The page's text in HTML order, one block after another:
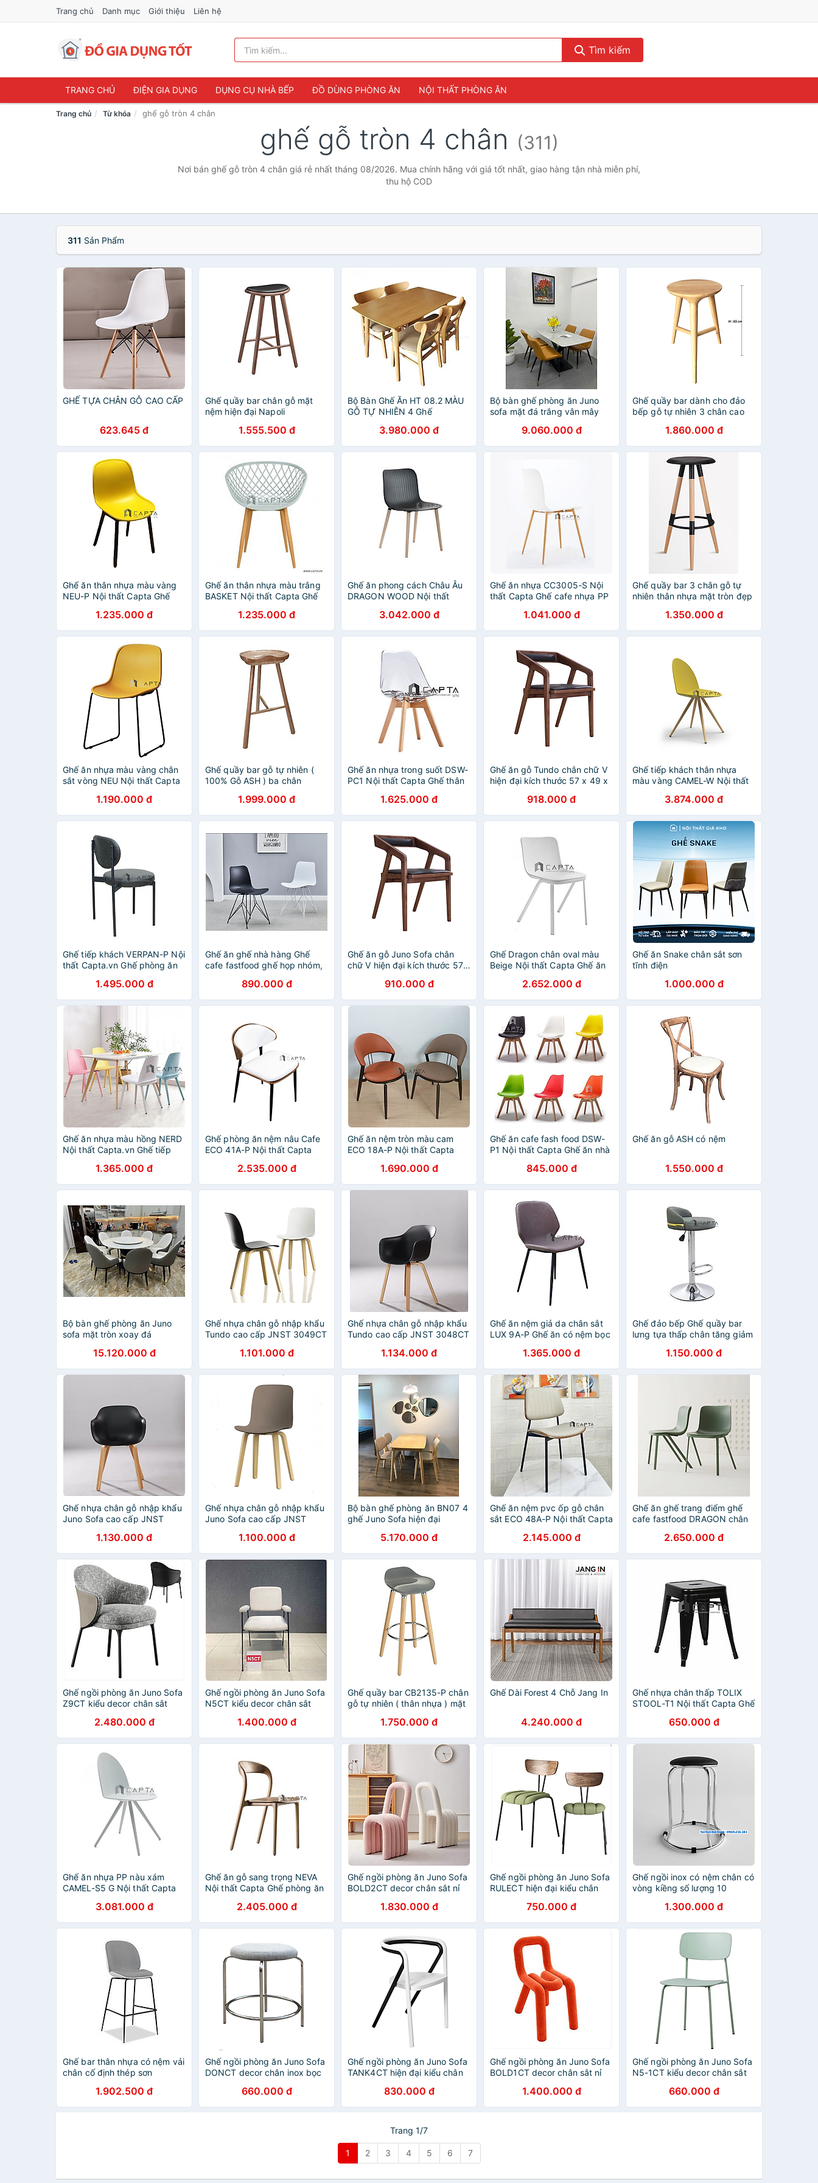
Trang chủ Danh mục Giới thiệu Liên hệ
Tìm kiếm
TRANG CHỦ ĐIỆN GIA DỤNG DỤNG CỤ NHÀ BẾP ĐỒ DÙNG PHÒNG ĂN NỘI THẤT PHÒNG ĂN
Trang chủ Từ khóa ghế gỗ tròn 4 chân
ghế gỗ tròn 4 chân (311)
Nơi bán ghế gỗ tròn 4 chân giá rẻ nhất tháng 08/2026. Mua chính hãng với giá tốt nhất, giao hàng tận nhà miễn phí,
thu hộ COD
311 Sản Phẩm
GHẾ TỰA CHÂN GỖ CAO CẤP
623.645 đ
Ghế quầy bar chân gỗ mặt
nệm hiện đại Napoli
1.555.500 đ
Bộ Bàn Ghế Ăn HT 08.2 MÀU
GỖ TỰ NHIÊN 4 Ghế
3.980.000 đ
Bộ bàn ghế phòng ăn Juno
sofa mặt đá trắng vân mây
mạ đồng9.060.000 đ
Ghế quầy bar dành cho đảo
bếp gỗ tự nhiên 3 chân cao
trọng CB2145-65W
1.860.000 đ
Ghế ăn thân nhựa màu vàng
NEU-P Nội thất Capta Ghế
vàng có chân chân ghế gỗ tự
nhiên sơn Cafe FashfoodChair
1.235.000 đ
Ghế ăn thân nhựa màu trắng
BASKET Nội thất Capta Ghế
chân ghế thép sơn giả gỗ
1.235.000 đ
Ghế ăn phong cách Châu Âu
DRAGON WOOD Nội thất
nhựa chân gỗ màu tự nhiên
3.042.000 đ
Ghế ăn nhựa CC3005-S Nội
thất Capta Ghế cafe nhựa PP
nhiệt vân gỗ1.041.000 đ
Ghế quầy bar 3 chân gỗ tự
nhiên thân nhựa mặt tròn đẹp
nhập khẩu cao cấp hiện đại ở
HCM
1.350.000 đ
Ghế ăn nhựa màu vàng chân
sắt vòng NEU Nội thất Capta
khách chờ hiện đại
1.190.000 đ
Ghế quầy bar gỗ tự nhiên (
100% Gỗ ASH ) ba chân
hiện đại tinh tế1.999.000 đ
Ghế ăn nhựa trong suốt DSW-
PC1 Nội thất Capta Ghế thân
bọc vải hoa văn chân ghế gỗ
beech dẻ gai
1.625.000 đ
Ghế ăn gỗ Tundo chân chữ V
hiện đại kích thước 57 x 49 x
918.000 đ
Ghế tiếp khách thân nhựa
màu vàng CAMEL-W Nội thất
màu vàng chân gỗ màu Camel
3.874.000 đ
Ghế tiếp khách VERPAN-P Nội
thất Capta.vn Ghế phòng ăn
xám có chân sắt sơn tĩnh điện
màu đen
1.495.000 đ
Ghế ăn ghế nhà hàng Ghế
cafe fastfood ghế họp nhóm,
chân sắt nhập khẩu CC1548-
P HCM
890.000 đ
Ghế ăn gỗ Juno Sofa chân
chữ V hiện đại kích thước 57 x
910.000 đ
Ghế Dragon chân oval màu
Beige Nội thất Capta Ghế ăn
sơn tĩnh điện2.652.000 đ
Ghế ăn Snake chân sắt sơn
tĩnh điện
1.000.000 đ
Ghế ăn nhựa màu hồng NERD
Nội thất Capta.vn Ghế tiếp
màu hồng dành cho nữ chân
ghế gỗ tự nhiên sơn Cafe
Fastfood Chair
1.365.000 đ
Ghế phòng ăn nệm nâu Cafe
ECO 41A-P Nội thất Capta
Polywood có bọc nệm simili
chân ghế sắt sơn tĩnh điện
màu đen
2.535.000 đ
Ghế ăn nệm tròn màu cam
ECO 18A-P Nội thất Capta
nghiệp chân sắt sơn tĩnh điện
màu đen carbon bóng
1.690.000 đ
Ghế ăn cafe fash food DSW-
P1 Nội thất Capta Ghế ăn nhà
màu xám chân gỗ tự nhiên cố
định
845.000 đ
Ghế ăn gỗ ASH có nệm
1.550.000 đ
Bộ bàn ghế phòng ăn Juno
sofa mặt tròn xoay đá
15.120.000 đ
Ghế nhựa chân gỗ nhập khẩu
Tundo cao cấp JNST 3049CT
1.101.000 đ
Ghế nhựa chân gỗ nhập khẩu
Tundo cao cấp JNST 3048CT
1.134.000 đ
Ghế ăn nệm giả da chân sắt
LUX 9A-P Ghế ăn có nệm bọc
màu đen cao cấp
1.365.000 đ
Ghế đảo bếp Ghế quầy bar
lưng tựa thấp chân tăng giảm
1.150.000 đ
Ghế nhựa chân gỗ nhập khẩu
Juno Sofa cao cấp JNST
49 x 82 cm1.130.000 đ
Ghế nhựa chân gỗ nhập khẩu
Juno Sofa cao cấp JNST
45 x 80 cm1.100.000 đ
Bộ bàn ghế phòng ăn BN07 4
ghế Juno Sofa hiện đại
5.170.000 đ
Ghế ăn nệm pvc ốp gỗ chân
sắt ECO 48A-P Nội thất Capta
Polywood có nệm bọc giả da
dễ vệ sinh chân sắt sơn màu
đen bền bĩ dinning chair hcm
2.145.000 đ
Ghế ăn ghế trang điểm ghế
cafe fastfood DRAGON chân
Dragon tiêu chuẩn Châu Âu ở
HCM
2.650.000 đ
Ghế ngồi phòng ăn Juno Sofa
Z9CT kiểu decor chân sắt
2.480.000 đ
Ghế ngồi phòng ăn Juno Sofa
N5CT kiểu decor chân sắt
1.400.000 đ
Ghế quầy bar CB2135-P chân
gỗ tự nhiên ( thân nhựa ) mặt
hiện đại nhập khẩu HCM
1.750.000 đ
Ghế Dài Forest 4 Chỗ Jang In
4.240.000 đ
Ghế nhựa chân thấp TOLIX
STOOL-T1 Nội thất Capta Ghế
650.000 đ
Ghế ăn nhựa PP nàu xám
CAMEL-S5 G Nội thất Capta
3.081.000 đ
Ghế ăn gỗ sang trọng NEVA
Nội thất Capta Ghế phòng ăn
lưng tựa cao2.405.000 đ
Ghế ngồi phòng ăn Juno Sofa
BOLD2CT decor chân sắt nỉ
1.830.000 đ
Ghế ngồi phòng ăn Juno Sofa
RULECT hiện đại kiểu chân
750.000 đ
Ghế ngồi inox có nệm chân có
vòng kiềng số lượng 10
1.300.000 đ
Ghế bar thân nhựa có nệm vải
chân cố định thép sơn
1.902.500 đ
Ghế ngồi phòng ăn Juno Sofa
DONCT decor chân inox bọc
660.000 đ
Ghế ngồi phòng ăn Juno Sofa
TANK4CT hiện đại kiểu chân
830.000 đ
Ghế ngồi phòng ăn Juno Sofa
BOLD1CT decor chân sắt nỉ
1.400.000 đ
Ghế ngồi phòng ăn Juno Sofa
N5-1CT kiểu decor chân sắt
660.000 đ
Trang 1/7
1 2 3 4 5 6 7